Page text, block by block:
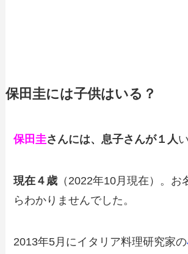
保田圭には子供はいる？
保田圭さんには、息子さんが１人
現在４歳 （2022年10月現在）。
らわかりませんでした。
2013年5月にイタリア料理研究家の